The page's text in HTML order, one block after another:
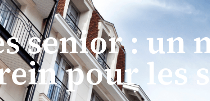
senior : un
pour les